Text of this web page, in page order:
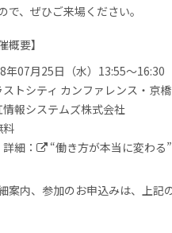
で、ぜひご来場ください。
概要】
年07月25日（水）13:55～16:30
トシティ カンファレンス・京橋
報システムズ株式会社
料
細：
“働き方が本当に変わる
案内、参加のお申込みは、上記